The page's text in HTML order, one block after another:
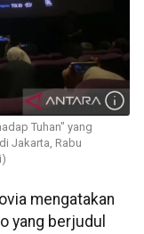
Tuhan" yang
Jakarta, Rabu
mengatakan
yang berjudul